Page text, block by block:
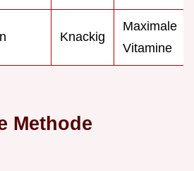
Knackig
Maximale
Vitamine
Methode